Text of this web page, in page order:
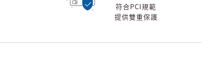
符合PCI規範
提供雙重保護